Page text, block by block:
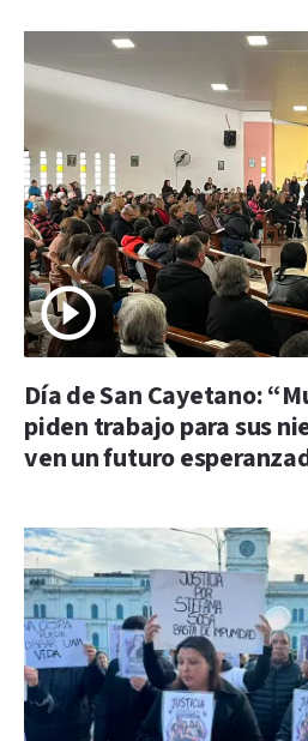
Día de San Cayetano:
piden trabajo para sus
ven un futuro